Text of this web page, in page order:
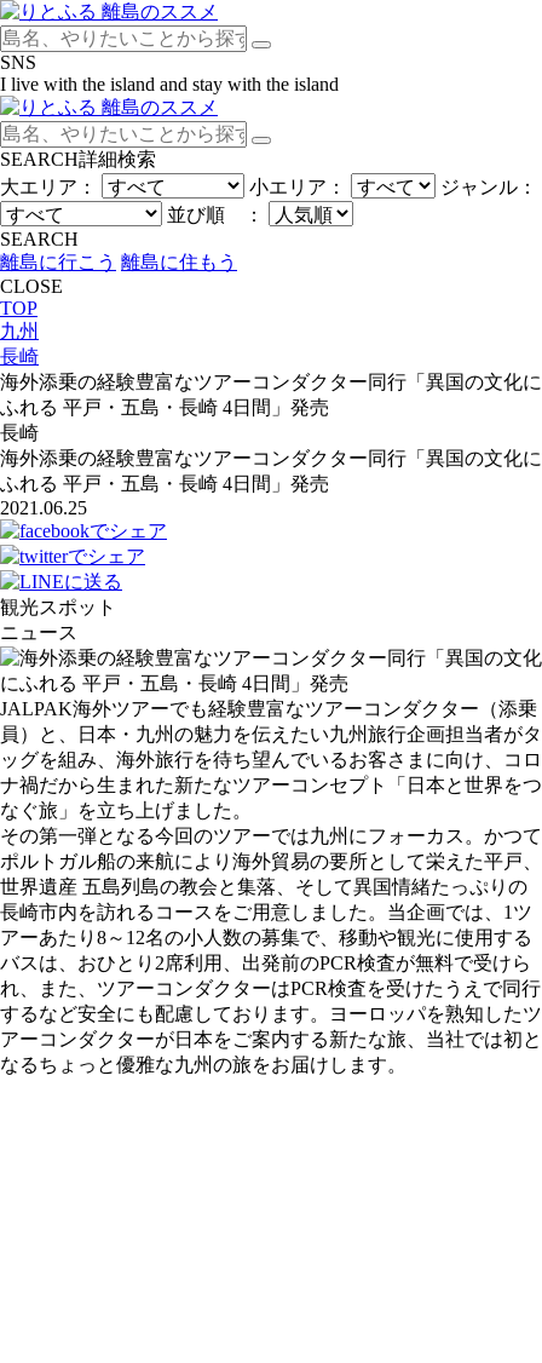
SNS
I live with the island and stay with the island
SEARCH詳細検索
大エリア：
小エリア：
ジャンル：
並び順 ：
SEARCH
離島に行こう 離島に住もう
CLOSE
TOP
九州
長崎
海外添乗の経験豊富なツアーコンダクター同行「異国の文化に
ふれる 平戸・五島・長崎 4日間」発売
長崎
海外添乗の経験豊富なツアーコンダクター同行「異国の文化に
ふれる 平戸・五島・長崎 4日間」発売
2021.06.25
観光スポット
ニュース
JALPAK海外ツアーでも経験豊富なツアーコンダクター（添乗
員）と、日本・九州の魅力を伝えたい九州旅行企画担当者がタ
ッグを組み、海外旅行を待ち望んでいるお客さまに向け、コロ
ナ禍だから生まれた新たなツアーコンセプト「日本と世界をつ
なぐ旅」を立ち上げました。
その第一弾となる今回のツアーでは九州にフォーカス。かつて
ポルトガル船の来航により海外貿易の要所として栄えた平戸、
世界遺産 五島列島の教会と集落、そして異国情緒たっぷりの
長崎市内を訪れるコースをご用意しました。当企画では、1ツ
アーあたり8～12名の小人数の募集で、移動や観光に使用する
バスは、おひとり2席利用、出発前のPCR検査が無料で受けら
れ、また、ツアーコンダクターはPCR検査を受けたうえで同行
するなど安全にも配慮しております。ヨーロッパを熟知したツ
アーコンダクターが日本をご案内する新たな旅、当社では初と
なるちょっと優雅な九州の旅をお届けします。